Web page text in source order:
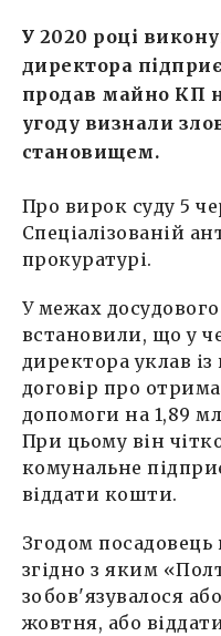
У 2020 році
директора
продав майно КП
угоду визнали
становищем.
Про вирок суду 5
Спеціалізованій
прокуратурі.
У межах
встановили, що у
директора уклав
договір про
допомоги на 1,89
При цьому він
комунальне
віддати кошти.
Згодом посадовець
згідно з яким
зобов'язувалося
жовтня, або